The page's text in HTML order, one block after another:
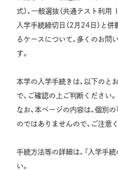
式）、一般選抜（共通テスト利用
入学手続締切日（2月24日）と
るケースについて、多くのお問
す。
本学の入学手続きは、以下のと
で、ご確認の上ご判断ください。
なお、本ページの内容は、個別
のではありませんので、ご注意く
手続方法等の詳細は、『入学手
い。